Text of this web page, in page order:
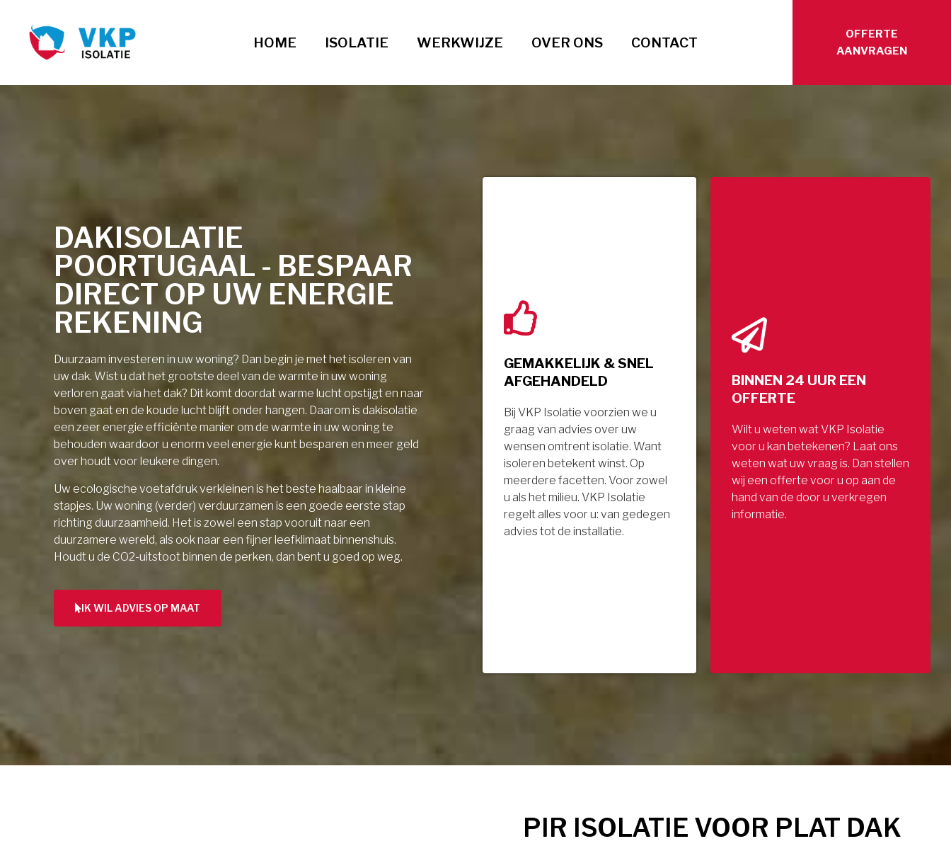
HOME ISOLATIE WERKWIJZE OVER ONS CONTACT
OFFERTE
AANVRAGEN
DAKISOLATIE
POORTUGAAL - BESPAAR
DIRECT OP UW ENERGIE
REKENING
Duurzaam investeren in uw woning? Dan begin je met het isoleren van
uw dak. Wist u dat het grootste deel van de warmte in uw woning
verloren gaat via het dak? Dit komt doordat warme lucht opstijgt en naar
boven gaat en de koude lucht blijft onder hangen. Daarom is dakisolatie
een zeer energie efficiënte manier om de warmte in uw woning te
behouden waardoor u enorm veel energie kunt besparen en meer geld
over houdt voor leukere dingen.
Uw ecologische voetafdruk verkleinen is het beste haalbaar in kleine
stapjes. Uw woning (verder) verduurzamen is een goede eerste stap
richting duurzaamheid. Het is zowel een stap vooruit naar een
duurzamere wereld, als ook naar een fijner leefklimaat binnenshuis.
Houdt u de CO2-uitstoot binnen de perken, dan bent u goed op weg.
IK WIL ADVIES OP MAAT
GEMAKKELIJK & SNEL
AFGEHANDELD
Bij VKP Isolatie voorzien we u
graag van advies over uw
wensen omtrent isolatie. Want
isoleren betekent winst. Op
meerdere facetten. Voor zowel
u als het milieu. VKP Isolatie
regelt alles voor u: van gedegen
advies tot de installatie.
BINNEN 24 UUR EEN
OFFERTE
Wilt u weten wat VKP Isolatie
voor u kan betekenen? Laat ons
weten wat uw vraag is. Dan stellen
wij een offerte voor u op aan de
hand van de door u verkregen
informatie.
PIR ISOLATIE VOOR PLAT DAK